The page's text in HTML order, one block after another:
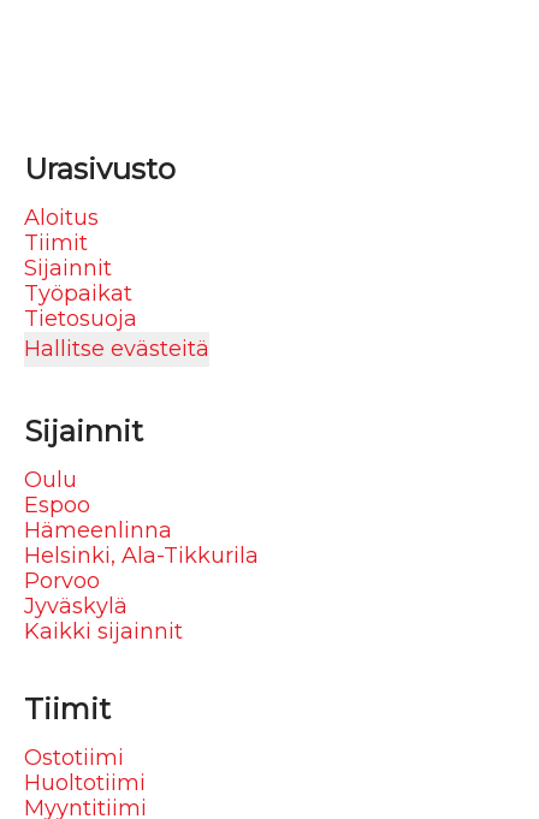
Urasivusto
Aloitus
Tiimit
Sijainnit
Työpaikat
Tietosuoja
Hallitse evästeitä
Sijainnit
Oulu
Espoo
Hämeenlinna
Helsinki, Ala-Tikkurila
Porvoo
Jyväskylä
Kaikki sijainnit
Tiimit
Ostotiimi
Huoltotiimi
Myyntitiimi